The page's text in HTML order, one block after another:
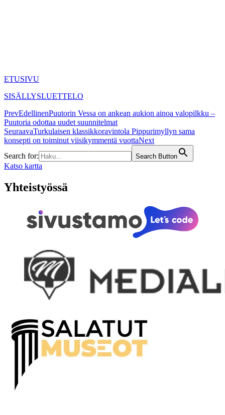
ETUSIVU
SISÄLLYSLUETTELO
PrevEdellinenPuutorin Vessa on ankean aukion ainoa valopilkku –
Puutoria odottaa uudet suunnitelmat
SeuraavaTurkulaisen klassikkoravintola Pippurimyllyn sama
konsepti on toiminut viisikymmentä vuottaNext
Search for:
Search Button
Katso kartta
Yhteistyössä